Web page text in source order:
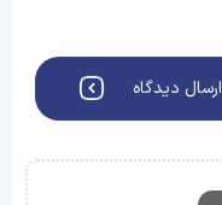
ارسال دیدگاه